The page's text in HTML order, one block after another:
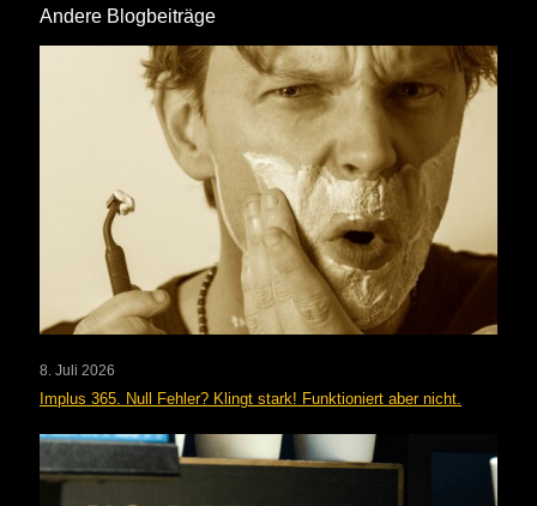
Andere Blogbeiträge
8. Juli 2026
Implus 365. Null Fehler? Klingt stark! Funktioniert aber nicht.